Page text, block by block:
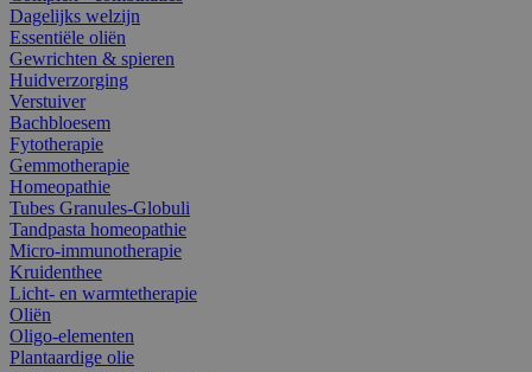
Dagelijks welzijn
Essentiële oliën
Gewrichten & spieren
Huidverzorging
Verstuiver
Bachbloesem
Fytotherapie
Gemmotherapie
Homeopathie
Tubes Granules-Globuli
Tandpasta homeopathie
Micro-immunotherapie
Kruidenthee
Licht- en warmtetherapie
Oliën
Oligo-elementen
Plantaardige olie